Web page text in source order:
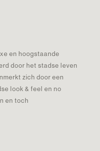
en hoogstaande
door het stadse leven
zich door een
look & feel en no
en toch